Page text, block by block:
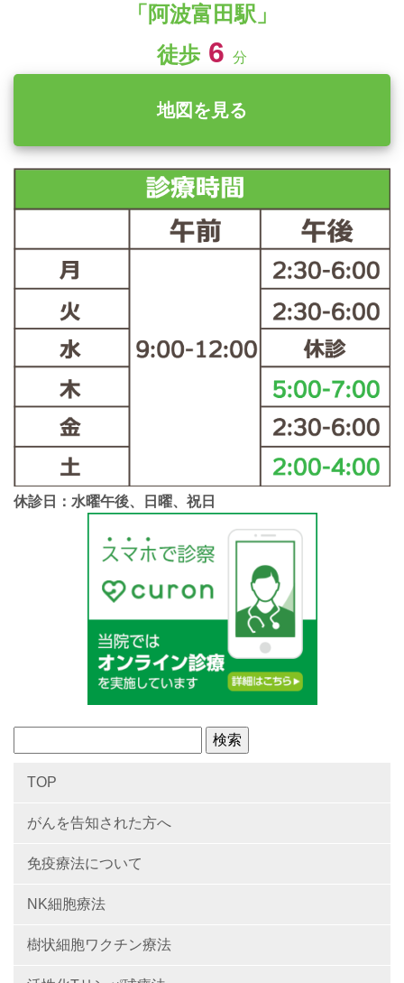
「阿波富田駅」
徒歩 6 分
地図を見る
休診日：水曜午後、日曜、祝日
TOP
がんを告知された方へ
免疫療法について
NK細胞療法
樹状細胞ワクチン療法